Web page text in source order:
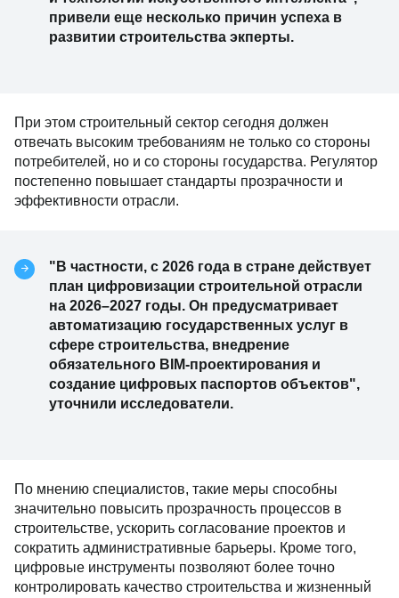
привели еще несколько причин успеха в
развитии строительства экперты.
При этом строительный сектор сегодня должен
отвечать высоким требованиям не только со стороны
потребителей, но и со стороны государства. Регулятор
постепенно повышает стандарты прозрачности и
эффективности отрасли.
"В частности, с 2026 года в стране действует
план цифровизации строительной отрасли
на 2026–2027 годы. Он предусматривает
автоматизацию государственных услуг в
сфере строительства, внедрение
обязательного BIM-проектирования и
создание цифровых паспортов объектов",
уточнили исследователи.
По мнению специалистов, такие меры способны
значительно повысить прозрачность процессов в
строительстве, ускорить согласование проектов и
сократить административные барьеры. Кроме того,
цифровые инструменты позволяют более точно
контролировать качество строительства и жизненный